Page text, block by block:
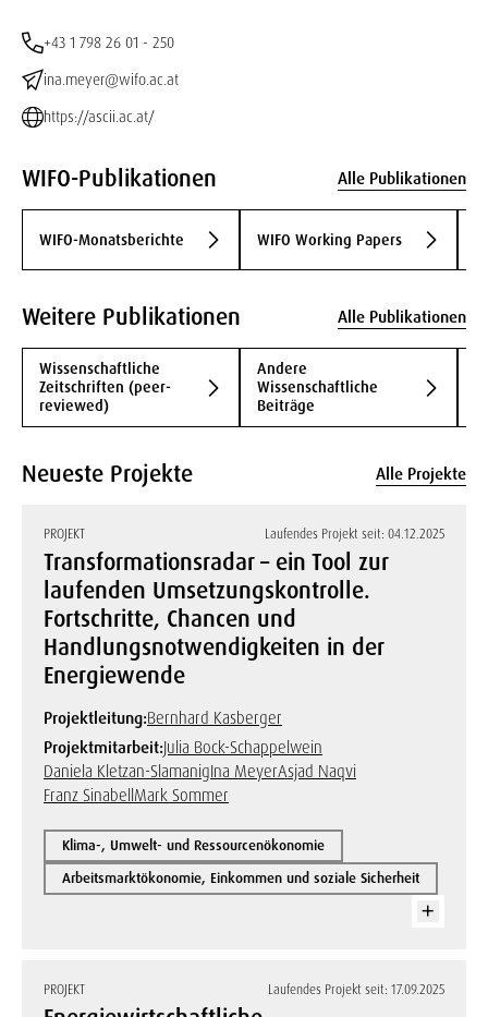
+43 1 798 26 01 - 250
ina.meyer@wifo.ac.at
https://ascii.ac.at/
WIFO-Publikationen Alle Publikationen
WIFO-Monatsberichte WIFO Working Papers
Weitere Publikationen Alle Publikationen
Wissenschaftliche
Zeitschriften (peer-
reviewed)
Andere
Wissenschaftliche
Beiträge
Neueste Projekte Alle Projekte
PROJEKT Laufendes Projekt seit: 04.12.2025
Transformationsradar – ein Tool zur
laufenden Umsetzungskontrolle.
Fortschritte, Chancen und
Handlungsnotwendigkeiten in der
Energiewende
Projektleitung:Bernhard Kasberger
Projektmitarbeit:Julia Bock-Schappelwein
Daniela Kletzan-SlamanigIna MeyerAsjad Naqvi
Franz SinabellMark Sommer
Klima-, Umwelt- und Ressourcenökonomie
Arbeitsmarktökonomie, Einkommen und soziale Sicherheit
PROJEKT Laufendes Projekt seit: 17.09.2025